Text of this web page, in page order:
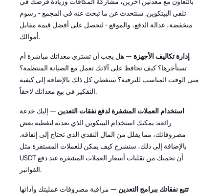
تلقي البيتكوين. سنتحدث عن ما تبحث عنه في المجمع - رسوم
منخفضة، عدالة الدفع، والموقع - لتحصل على أفضل قيمة مقابل
أموالك.
إدارة تكاليف الأجهزة — هل يجب أن تشتري معداتك مباشرة أم
تستأجرها؟ كيف تحافظ على آلاتك تعمل مع الصيانة المنتظمة؟
متى الوقت المناسب للترقية؟ سنغطي كل ذلك بالإضافة إلى كيفية
التفكير في بيع معداتك لاحقاً.
استخدام العملات المشفرة لدفع نفقات التعدين — إليك خدعة
رائعة: يمكنك استخدام البيتكوين الذي تعدنه لتغطية بعض
مصروفاتك، مما يقلل من المال النقدي الذي تحتاج إلى إنفاقه.
بالإضافة إلى ذلك، سنشرح كيف يمكن للعملات المستقرة مثل
USDT أن تحميك من تقلبات أسعار العملات المشفرة عند دفع
الفواتير.
تتبع نفقاتك ببرامج التعدين — مراقبة مصروفات عمليتك وأدائها